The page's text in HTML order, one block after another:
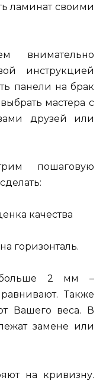
ламинат своими
внимательно
инструкцией
панели на брак
мастера с
друзей или
пошаговую
качества
горизонталь.
2 мм –
Также
Вашего веса. В
замене или
на кривизну.